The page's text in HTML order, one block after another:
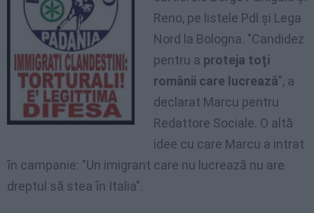
Reno, pe listele Pdl şi Lega
Nord la Bologna. "Candidez
pentru a proteja toţi
românii care lucrează", a
declarat Marcu pentru
Redattore Sociale. O altă
idee cu care Marcu a intrat
ȋn campanie: "Un imigrant care nu lucrează nu are
dreptul să stea ȋn Italia".